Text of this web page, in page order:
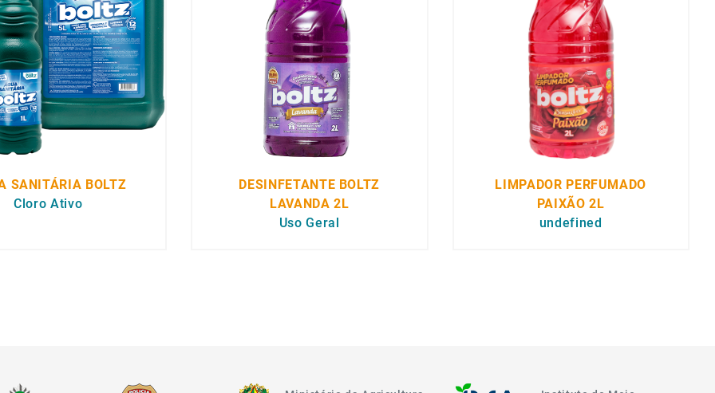
SANITÁRIA BOLTZ
Cloro Ativo
DESINFETANTE BOLTZ
LAVANDA 2L
Uso Geral
LIMPADOR PERFUMADO
PAIXÃO 2L
undefined